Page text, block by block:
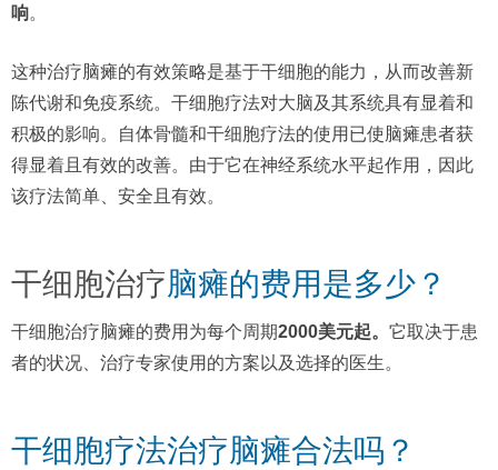
响。
这种治疗脑瘫的有效策略是基于干细胞的能力，从而改善新
陈代谢和免疫系统。干细胞疗法对大脑及其系统具有显着和
积极的影响。自体骨髓和干细胞疗法的使用已使脑瘫患者获
得显着且有效的改善。由于它在神经系统水平起作用，因此
该疗法简单、安全且有效。
干细胞治疗脑瘫的费用是多少？
干细胞治疗脑瘫的费用为每个周期2000美元起。 它取决于患
者的状况、治疗专家使用的方案以及选择的医生。
干细胞疗法治疗脑瘫合法吗？